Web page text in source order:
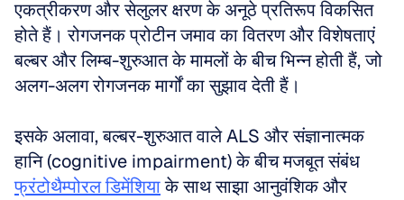
एकत्रीकरण और सेलुलर क्षरण के अनूठे प्रतिरूप विकसित
होते हैं। रोगजनक प्रोटीन जमाव का वितरण और विशेषताएं
बल्बर और लिम्ब-शुरुआत के मामलों के बीच भिन्न होती हैं, जो
अलग-अलग रोगजनक मार्गों का सुझाव देती हैं।
इसके अलावा, बल्बर-शुरुआत वाले ALS और संज्ञानात्मक
फ्रंटोथैम्पोरल डिमेंशिया के साथ साझा आनुवंशिक और